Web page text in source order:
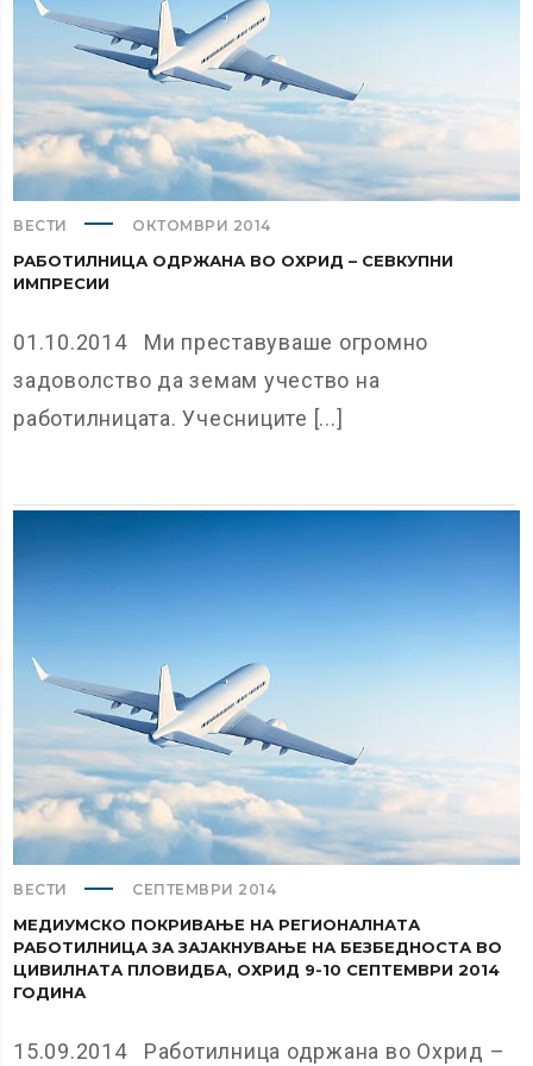
ВЕСТИ ОКТОМВРИ 2014
РАБОТИЛНИЦА ОДРЖАНА ВО ОХРИД – СЕВКУПНИ
ИМПРЕСИИ
01.10.2014 Ми преставуваше огромно
задоволство да земам учество на
работилницата. Учесниците [...]
ВЕСТИ СЕПТЕМВРИ 2014
МЕДИУМСКО ПОКРИВАЊЕ НА РЕГИОНАЛНАТА
РАБОТИЛНИЦА ЗА ЗАЈАКНУВАЊЕ НА БЕЗБЕДНОСТА ВО
ЦИВИЛНАТА ПЛОВИДБА, ОХРИД 9-10 СЕПТЕМВРИ 2014
ГОДИНА
15.09.2014 Работилница одржана во Охрид –